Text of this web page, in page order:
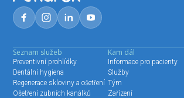
Seznam služeb
Preventivní prohlídky
Dentální hygiena
Regenerace skloviny a ošetření
Ošetření zubních kanálků
Kam dál
Informace pro pacienty
Služby
Tým
Zařízení